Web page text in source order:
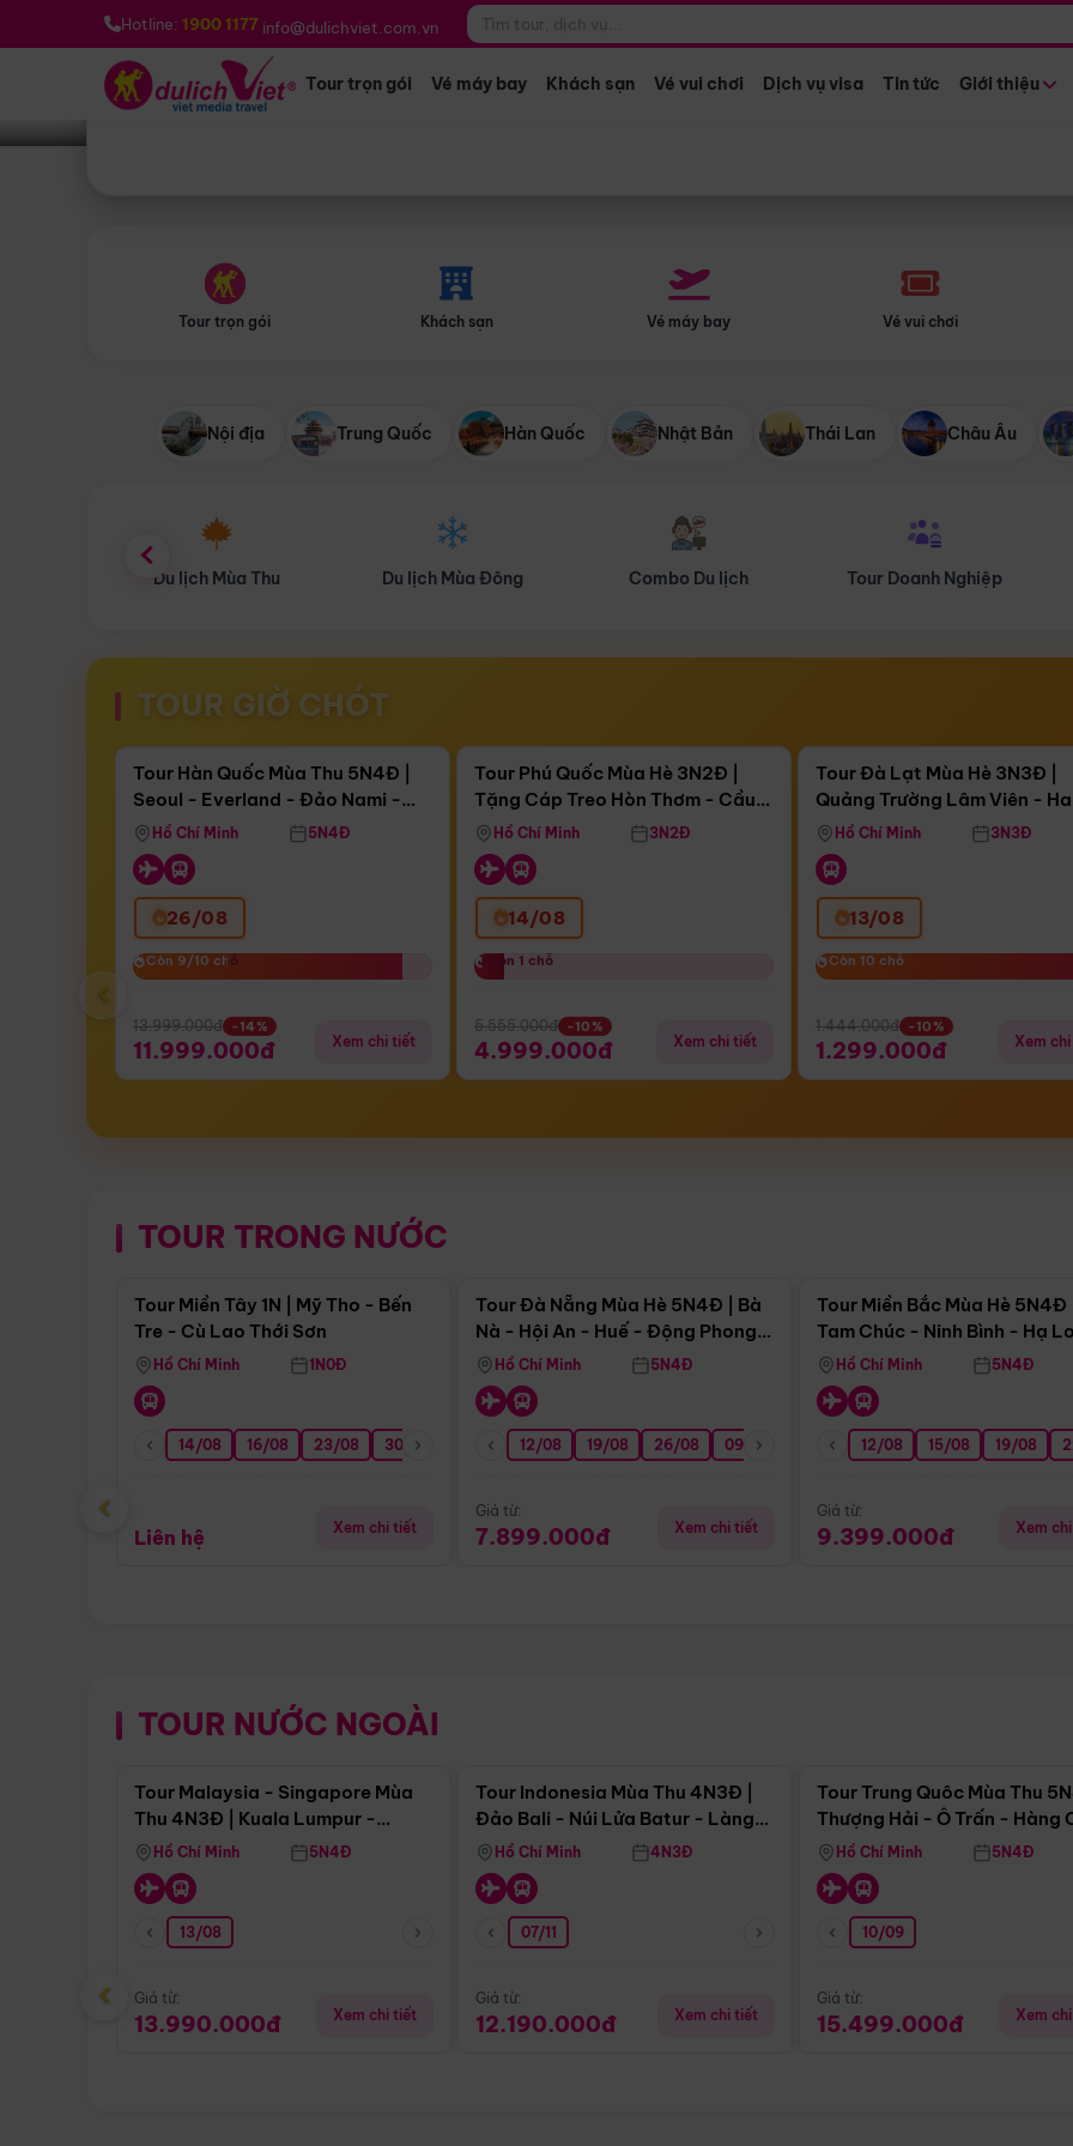
Hotline: 1900 1177 info@dulichviet.com.vn
Tour trọn gói Vé máy bay Khách sạn Vé vui chơi Dịch vụ visa Tin tức Giới thiệu
Bạn muốn đi đâu? *
Tour trọn gói Khách sạn Vé máy bay Vé vui chơi
Nội địa Trung Quốc Hàn Quốc Nhật Bản Thái Lan Châu Âu
Du lịch Mùa Đông Combo Du lịch Tour Doanh Nghiệp Du lịch Hành Hương
TOUR GIỜ CHÓT
Còn17 ngày 08:10:40
Bay Sun Phuquoc Airways
Điểm nổi bật
Tour Hàn Quốc Mùa Thu 5N4Đ |
Seoul - Everland - Đảo Nami -
Tháp Namsan (Bay Sun Phuquoc
Airways)
Hồ Chí Minh 5N4Đ
26/08
Còn 9/10 chỗ
Còn 9/10 chỗ
13.999.000đ -14%
11.999.000đ Xem chi tiết
Còn05 ngày 08:10:40
Tặng Cáp Treo Hòn Thơm
Tour Phú Quốc Mùa Hè 3N2Đ |
Tặng Cáp Treo Hòn Thơm - Cầu
Hôn - Công Viên Nước Aquatopia
Hồ Chí Minh 3N2Đ
14/08
Còn 1 chỗ
Còn 1 chỗ
5.555.000đ -10%
4.999.000đ Xem chi tiết
Còn04 ngày 08:10:40
Tour Đà Lạt Mùa Hè 3N3Đ |
Quảng Trường Lâm Viên -
Hill - Puppy Farm
Hồ Chí Minh 3N3Đ
13/08
Còn 10 chỗ
Còn 10 chỗ
1.444.000đ -10%
1.299.000đ Xem
‹
TOUR TRONG NƯỚC
Điểm nổi bật
Tour Miền Tây 1N | Mỹ Tho - Bến
Tre - Cù Lao Thới Sơn
Hồ Chí Minh 1N0Đ
14/08 16/08 23/08 30/08 06/09 13/09 20/09 27/09
Liên hệ Xem chi tiết
Tour Đà Nẵng Mùa Hè 5N4Đ | Bà
Nà - Hội An - Huế - Động Phong
NhaHồ Chí Minh 5N4Đ
12/08 19/08 26/08 09/09 16/09 23/09 30/09 07/10
Giá từ:
7.899.000đ Xem chi tiết
Tour Miền Bắc Mùa Hè 5N4Đ |
Tam Chúc - Ninh Bình - Hạ
Hồ Chí Minh 5N4Đ
12/08 15/08 19/08
Giá từ:
9.399.000đ Xem
‹
TOUR NƯỚC NGOÀI
Điểm nổi bật
Tour Malaysia - Singapore Mùa
Thu 4N3Đ | Kuala Lumpur -
Malacca - Johor Baru -
Singapore
Hồ Chí Minh 5N4Đ
13/08
Giá từ:
13.990.000đ Xem chi tiết
Tour Indonesia Mùa Thu 4N3Đ |
Đảo Bali - Núi Lửa Batur - Làng
Penglipuran
Hồ Chí Minh 4N3Đ
07/11
Giá từ:
12.190.000đ Xem chi tiết
Tour Trung Quôc Mùa Thu
Thượng Hải - Ô Trấn - Hàng
(Tour Không Shopping)
Hồ Chí Minh 5N4Đ
10/09
Giá từ:
15.499.000đ Xem
‹